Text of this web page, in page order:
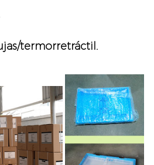
termorretráctil.